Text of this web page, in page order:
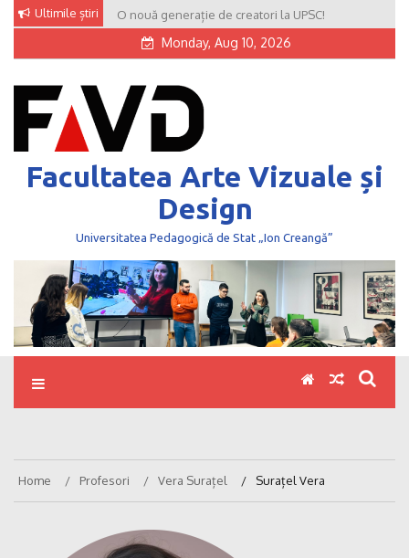
Skip
Ultimile știri O nouă generație de creatori la UPSC!
Monday, Aug 10, 2026
Facultatea Arte Vizuale și
Design
Universitatea Pedagogică de Stat „Ion Creangă”
Home Profesori Vera Surațel Surațel Vera